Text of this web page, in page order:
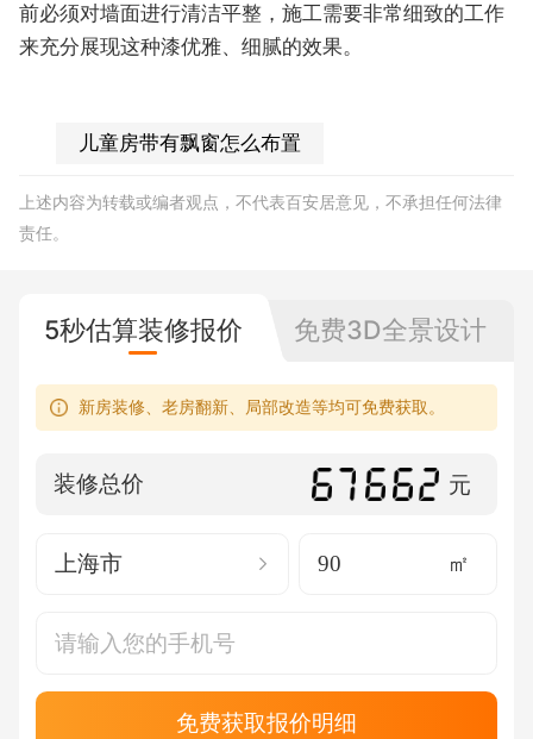
前必须对墙面进行清洁平整，施工需要非常细致的工作
来充分展现这种漆优雅、细腻的效果。
儿童房带有飘窗怎么布置
上述内容为转载或编者观点，不代表百安居意见，不承担任何法律
责任。
5秒估算装修报价 免费3D全景设计
新房装修、老房翻新、局部改造等均可免费获取。
装修总价 元
上海市 ㎡
免费获取报价明细